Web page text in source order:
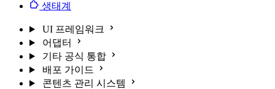
생태계
UI 프레임워크
어댑터
기타 공식 통합
배포 가이드
콘텐츠 관리 시스템